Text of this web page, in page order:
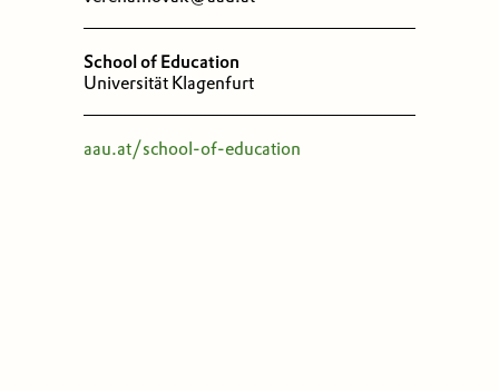
School of Education
Universität Klagenfurt
aau.at/school-of-education